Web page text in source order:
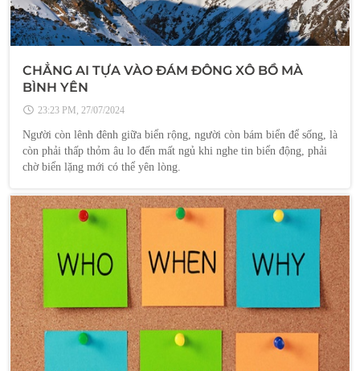
CHẲNG AI TỰA VÀO ĐÁM ĐÔNG XÔ BỒ MÀ
BÌNH YÊN
23:23 PM, 27/07/2024
Người còn lênh đênh giữa biển rộng, người còn bám biển để sống, là
còn phải thấp thỏm âu lo đến mất ngủ khi nghe tin biển động, phải
chờ biển lặng mới có thể yên lòng.